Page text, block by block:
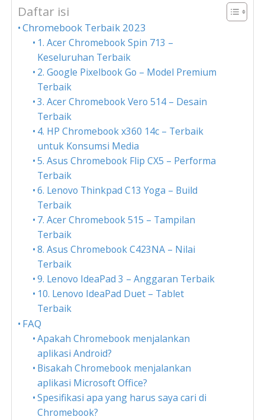
Daftar isi
Chromebook Terbaik 2023
1. Acer Chromebook Spin 713 –
Keseluruhan Terbaik
2. Google Pixelbook Go – Model Premium
Terbaik
3. Acer Chromebook Vero 514 – Desain
Terbaik
4. HP Chromebook x360 14c – Terbaik
untuk Konsumsi Media
5. Asus Chromebook Flip CX5 – Performa
Terbaik
6. Lenovo Thinkpad C13 Yoga – Build
Terbaik
7. Acer Chromebook 515 – Tampilan
Terbaik
8. Asus Chromebook C423NA – Nilai
Terbaik
9. Lenovo IdeaPad 3 – Anggaran Terbaik
10. Lenovo IdeaPad Duet – Tablet
Terbaik
FAQ
Apakah Chromebook menjalankan
aplikasi Android?
Bisakah Chromebook menjalankan
aplikasi Microsoft Office?
Spesifikasi apa yang harus saya cari di
Chromebook?